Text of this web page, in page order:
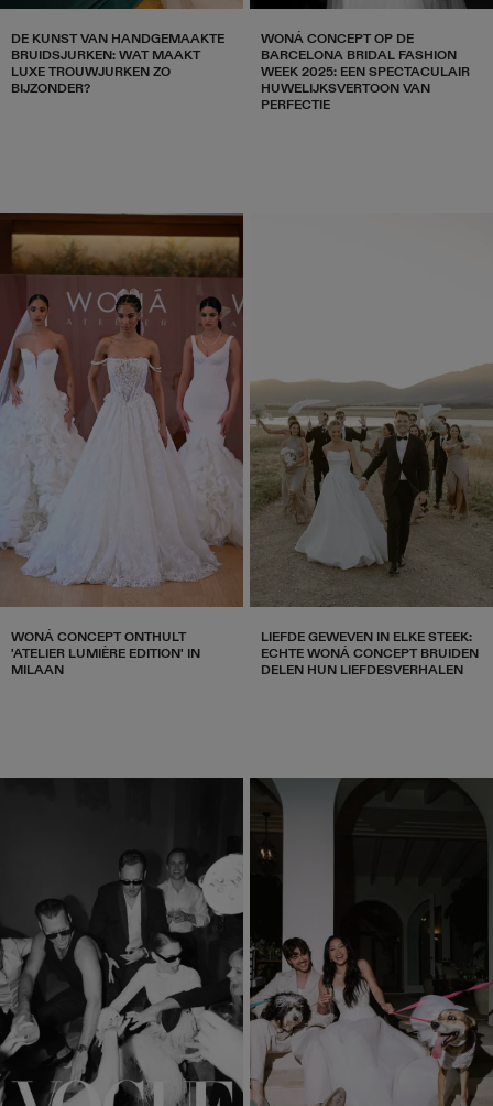
DE KUNST VAN HANDGEMAAKTE
BRUIDSJURKEN: WAT MAAKT
LUXE TROUWJURKEN ZO
BIJZONDER?
WONÁ CONCEPT OP DE
BARCELONA BRIDAL FASHION
WEEK 2025: EEN SPECTACULAIR
HUWELIJKSVERTOON VAN
PERFECTIE
WONÁ CONCEPT ONTHULT
'ATELIER LUMIÈRE EDITION' IN
MILAAN
LIEFDE GEWEVEN IN ELKE STEEK:
ECHTE WONÁ CONCEPT BRUIDEN
DELEN HUN LIEFDESVERHALEN